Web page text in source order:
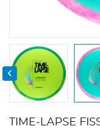

TIME-LAPSE